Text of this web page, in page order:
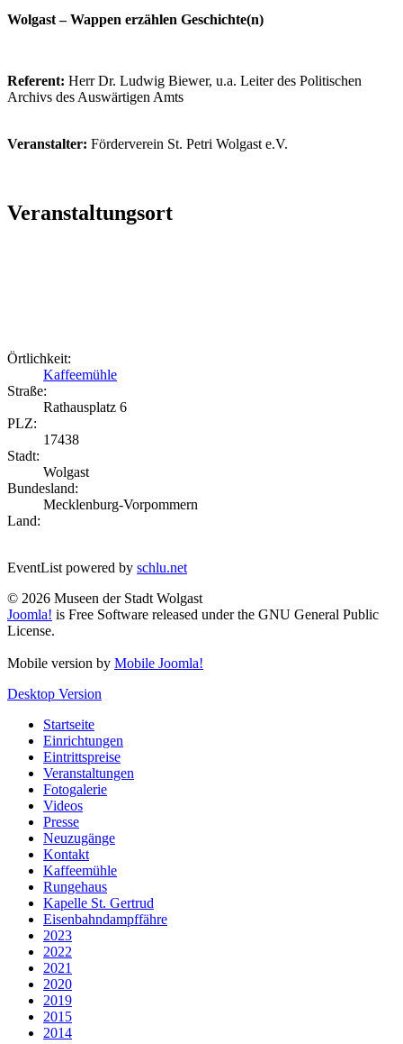
Wolgast – Wappen erzählen Geschichte(n)
Referent: Herr Dr. Ludwig Biewer, u.a. Leiter des Politischen
Archivs des Auswärtigen Amts
Veranstalter: Förderverein St. Petri Wolgast e.V.
Veranstaltungsort
Örtlichkeit:
Kaffeemühle
Straße:
Rathausplatz 6
PLZ:
17438
Stadt:
Wolgast
Bundesland:
Mecklenburg-Vorpommern
Land:
EventList powered by schlu.net
© 2026 Museen der Stadt Wolgast
Joomla! is Free Software released under the GNU General Public
License.
Mobile version by Mobile Joomla!
Desktop Version
Startseite
Einrichtungen
Eintrittspreise
Veranstaltungen
Fotogalerie
Videos
Presse
Neuzugänge
Kontakt
Kaffeemühle
Rungehaus
Kapelle St. Gertrud
Eisenbahndampffähre
2023
2022
2021
2020
2019
2015
2014